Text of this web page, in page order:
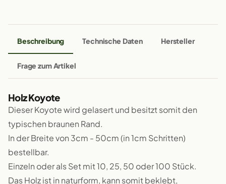
Beschreibung Technische Daten Hersteller
Frage zum Artikel
Holz Koyote
Dieser Koyote wird gelasert und besitzt somit den
typischen braunen Rand.
In der Breite von 3cm - 50cm (in 1cm Schritten)
bestellbar.
Einzeln oder als Set mit 10, 25, 50 oder 100 Stück.
Das Holz ist in naturform, kann somit beklebt,